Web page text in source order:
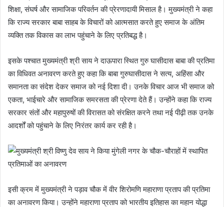
शिक्षा, संघर्ष और सामाजिक परिवर्तन की प्रेरणादायी मिसाल है। मुख्यमंत्री ने कहा
कि राज्य सरकार बाबा साहब के विचारों को आत्मसात करते हुए समाज के अंतिम
व्यक्ति तक विकास का लाभ पहुंचाने के लिए प्रतिबद्ध है।
इसके पश्चात मुख्यमंत्री श्री साय ने दाऊपारा स्थित गुरु घासीदास बाबा की प्रतिमा
का विधिवत अनावरण करते हुए कहा कि बाबा गुरुघासीदास ने सत्य, अहिंसा और
समानता का संदेश देकर समाज को नई दिशा दी। उनके विचार आज भी समाज को
एकता, भाईचारे और सामाजिक समरसता की प्रेरणा देते हैं। उन्होंने कहा कि राज्य
सरकार संतों और महापुरुषों की विरासत को संरक्षित करने तथा नई पीढ़ी तक उनके
आदर्शों को पहुंचाने के लिए निरंतर कार्य कर रही है।
इसी क्रम में मुख्यमंत्री ने पड़ाव चौक में वीर शिरोमणि महाराणा प्रताप की प्रतिमा
का अनावरण किया। उन्होंने महाराणा प्रताप को भारतीय इतिहास का महान योद्धा